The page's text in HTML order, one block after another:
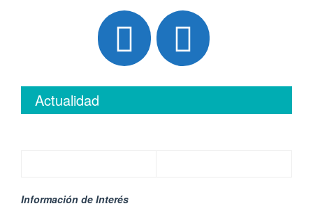
Actualidad
Información de Interés